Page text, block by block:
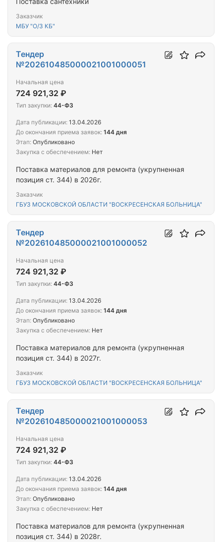
Заказчик
МБУ "О/З КБ"
Поставка материалов для ремонта (укрупненная
позиция ст. 344) в 2026г.
Заказчик
ГБУЗ МОСКОВСКОЙ ОБЛАСТИ "ВОСКРЕСЕНСКАЯ БОЛЬНИЦА"
Тендер
№202610485000021001000051
Начальная цена
724 921,32 ₽
Тип закупки: 44-ФЗ
Дата публикации: 13.04.2026
До окончания приема заявок: 144 дня
Этап: Опубликовано
Закупка с обеспечением: Нет
Поставка материалов для ремонта (укрупненная
позиция ст. 344) в 2027г.
Заказчик
ГБУЗ МОСКОВСКОЙ ОБЛАСТИ "ВОСКРЕСЕНСКАЯ БОЛЬНИЦА"
Тендер
№202610485000021001000052
Начальная цена
724 921,32 ₽
Тип закупки: 44-ФЗ
Дата публикации: 13.04.2026
До окончания приема заявок: 144 дня
Этап: Опубликовано
Закупка с обеспечением: Нет
Поставка материалов для ремонта (укрупненная
позиция ст. 344) в 2028г.
Тендер
№202610485000021001000053
Начальная цена
724 921,32 ₽
Тип закупки: 44-ФЗ
Дата публикации: 13.04.2026
До окончания приема заявок: 144 дня
Этап: Опубликовано
Закупка с обеспечением: Нет